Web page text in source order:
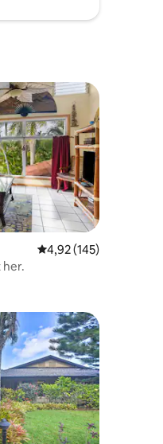
123 omtaler
4,92 ud af 5 i
4,92 (145)
her.